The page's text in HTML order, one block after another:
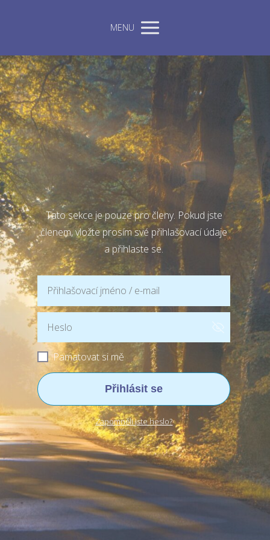
MENU
Tato sekce je pouze pro členy. Pokud jste
členem, vložte prosím své přihlašovací údaje
a přihlaste se.
Pamatovat si mě
Přihlásit se
Zapomněli jste heslo?